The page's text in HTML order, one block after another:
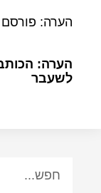
הערה:
הערה:
לשעבר